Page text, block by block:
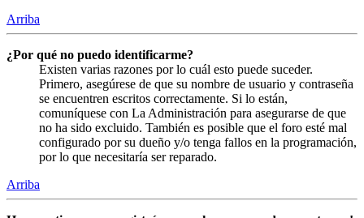
Arriba
¿Por qué no puedo identificarme?
Existen varias razones por lo cuál esto puede suceder.
Primero, asegúrese de que su nombre de usuario y contraseña
se encuentren escritos correctamente. Si lo están,
comuníquese con La Administración para asegurarse de que
no ha sido excluido. También es posible que el foro esté mal
configurado por su dueño y/o tenga fallos en la programación,
por lo que necesitaría ser reparado.
Arriba